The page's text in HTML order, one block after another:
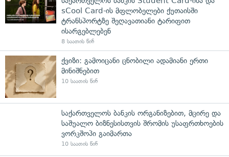
sCool Card-ის მფლობელები ქუთაისში
ტრანსპორტზე შეღავათიანი ტარიფით
ისარგებლებენ
8 საათის წინ
ქვიზი: გამოიცანი ცნობილი ადამიანი ერთი
მინიშნებით
10 საათის წინ
საქართველოს ბანკის ორგანიზებით, მცირე და
საშუალო ბიზნესისთვის შრომის უსაფრთხოების
ვორკშოპი გაიმართა
10 საათის წინ